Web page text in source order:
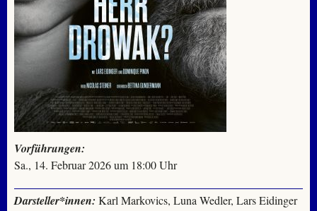
Vorführungen:
Sa., 14. Februar 2026 um 18:00 Uhr
Darsteller*innen: Karl Markovics, Luna Wedler, Lars Eidinger